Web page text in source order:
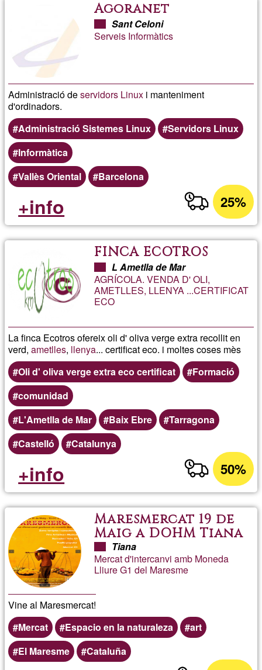
Agoranet
Sant Celoni
Serveis Informàtics
Administració deservidors Linux i manteniment
d'ordinadors.
Administració Sistemes Linux
Servidors Linux
Informàtica
Vallès Oriental
Barcelona
25%
+info
FINCA ECOTROS
L Ametlla de Mar
AGRÍCOLA. VENDA D' OLI,
AMETLLES, LLENYA ...CERTIFICAT
ECO
La finca Ecotros ofereix oli d' oliva verge extra recollit en
verd,ametlles, llenya... certificat eco. i moltes coses mès
Oli d' oliva verge extra eco certificat
Formació
comunidad
L'Ametlla de Mar
Baix Ebre
Tarragona
Castelló
Catalunya
50%
+info
Maresmercat 19 de
Maig a DOHM Tiana
Tiana
Mercat d'intercanvi amb Moneda
Lliure G1 del Maresme
Vine al Maresmercat!
Mercat
Espacio en la naturaleza
art
El Maresme
Cataluña